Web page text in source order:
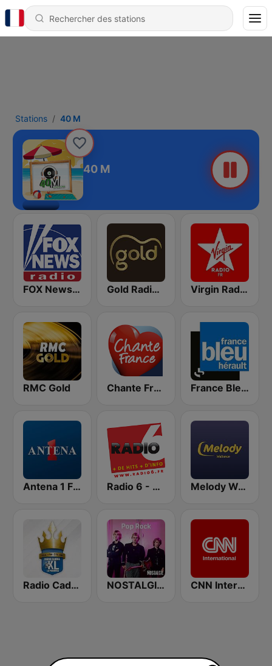
Stations 40 M
40 M
FOX News Radio Gold Radio UK Virgin Radio FR
RMC Gold Chante France France Bleu Hérault
Antena 1 FM Radio 6 - Dunkerque Melody Walkman
Radio Cadena YSKL La Poderosa NOSTALGIE POP ROCK CNN International